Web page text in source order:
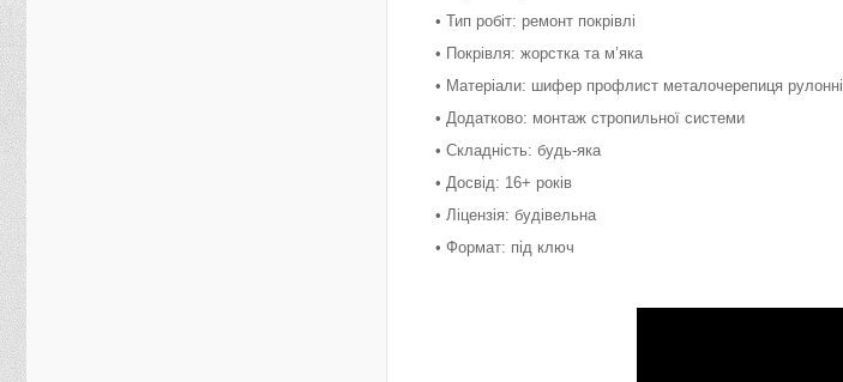
• Тип робіт: ремонт покрівлі
• Покрівля: жорстка та м’яка
• Матеріали: шифер профлист металочерепиця рулонні
• Додатково: монтаж стропильної системи
• Складність: будь-яка
• Досвід: 16+ років
• Ліцензія: будівельна
• Формат: під ключ